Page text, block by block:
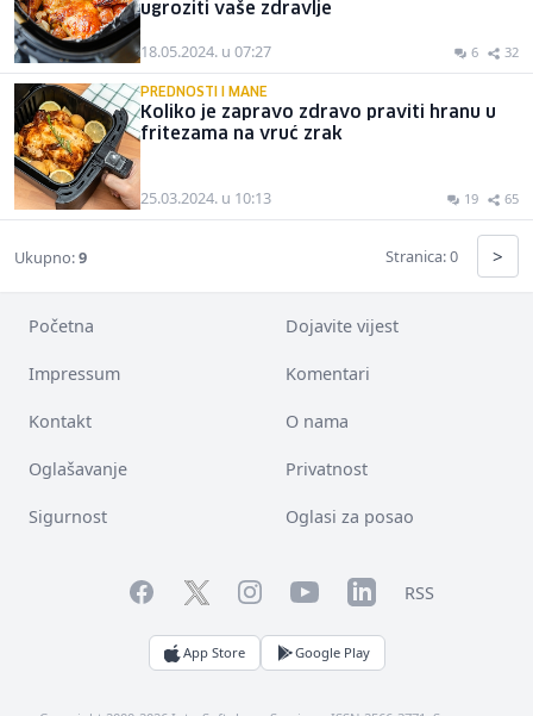
ugroziti vaše zdravlje
18.05.2024. u 07:27 6 32
PREDNOSTI I MANE
Koliko je zapravo zdravo praviti hranu u
fritezama na vruć zrak
25.03.2024. u 10:13 19 65
Ukupno:9 Stranica: 0 >
Početna Dojavite vijest
Impressum Komentari
Kontakt O nama
Oglašavanje Privatnost
Sigurnost Oglasi za posao
FacebookTwitterInstagramYouTubeLinkedInRSS
App Store Google Play